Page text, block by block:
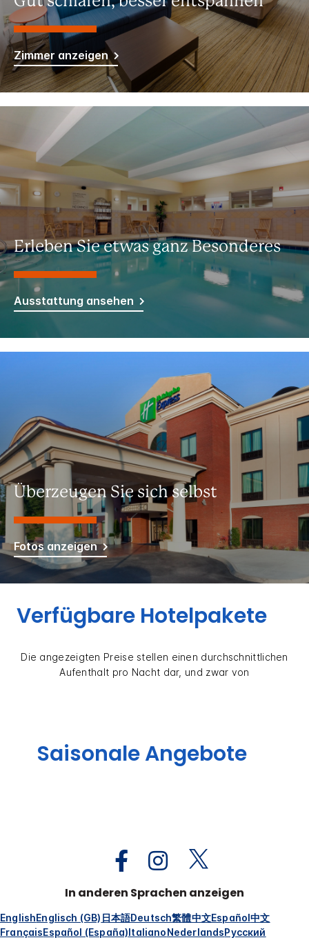
Zimmer anzeigen
Erleben Sie etwas ganz Besonderes
Ausstattung ansehen
Überzeugen Sie sich selbst
Fotos anzeigen
Verfügbare Hotelpakete
Die angezeigten Preise stellen einen durchschnittlichen
Aufenthalt pro Nacht dar, und zwar von
Saisonale Angebote
In anderen Sprachen anzeigen
EnglishEnglisch (GB) 日本語Deutsch繁體中文Español中文
FrançaisEspañol (España)ItalianoNederlandsРусский